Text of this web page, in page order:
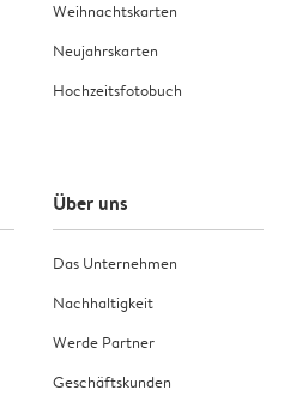
Weihnachtskarten
Neujahrskarten
Hochzeitsfotobuch
Über uns
Das Unternehmen
Nachhaltigkeit
Werde Partner
Geschäftskunden